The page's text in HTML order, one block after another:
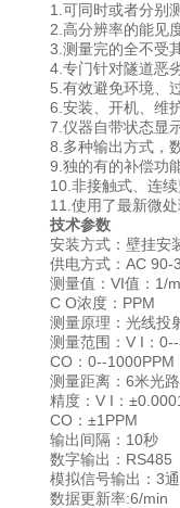
1.可同时或者分别测
2.高分辨率的能见
3.测量完的全不受其
4.专门针对隧道恶
5.有效避免环境、过
6.安装、开机、维
7.仪器自带状态显示
8.多种输出方式，
9.独的有的补偿功能
10.非接触式、连续
11.使用了最新微处
技术参数
安装方式：壁挂安
供电方式：AC 90-
测量值：VI值：1/
C O浓度：PPM
测量原理：光线投
测量范围：V I：0--
CO：0--1000PPM
测量距离：6米光路
精度：V I：
CO：±1PPM
输出间隔：10秒
数字输出：RS485
模拟信号输出：3通
数据更新率:6/min